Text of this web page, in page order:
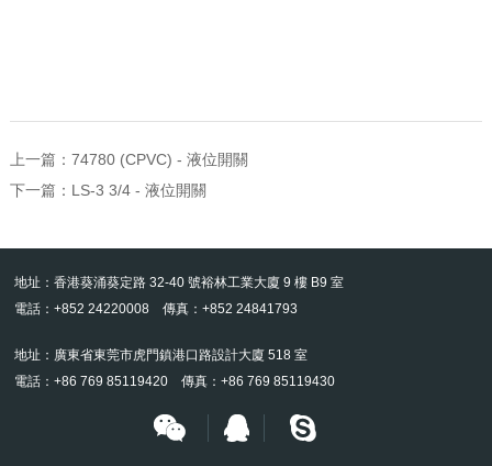
上一篇： 74780 (CPVC) - 液位開關
下一篇： LS-3 3/4 - 液位開關
地址：香港葵涌葵定路 32-40 號裕林工業大廈 9 樓 B9 室
電話：+852 24220008 傳真：+852 24841793
地址：廣東省東莞市虎門鎮港口路設計大廈 518 室
電話：+86 769 85119420 傳真：+86 769 85119430